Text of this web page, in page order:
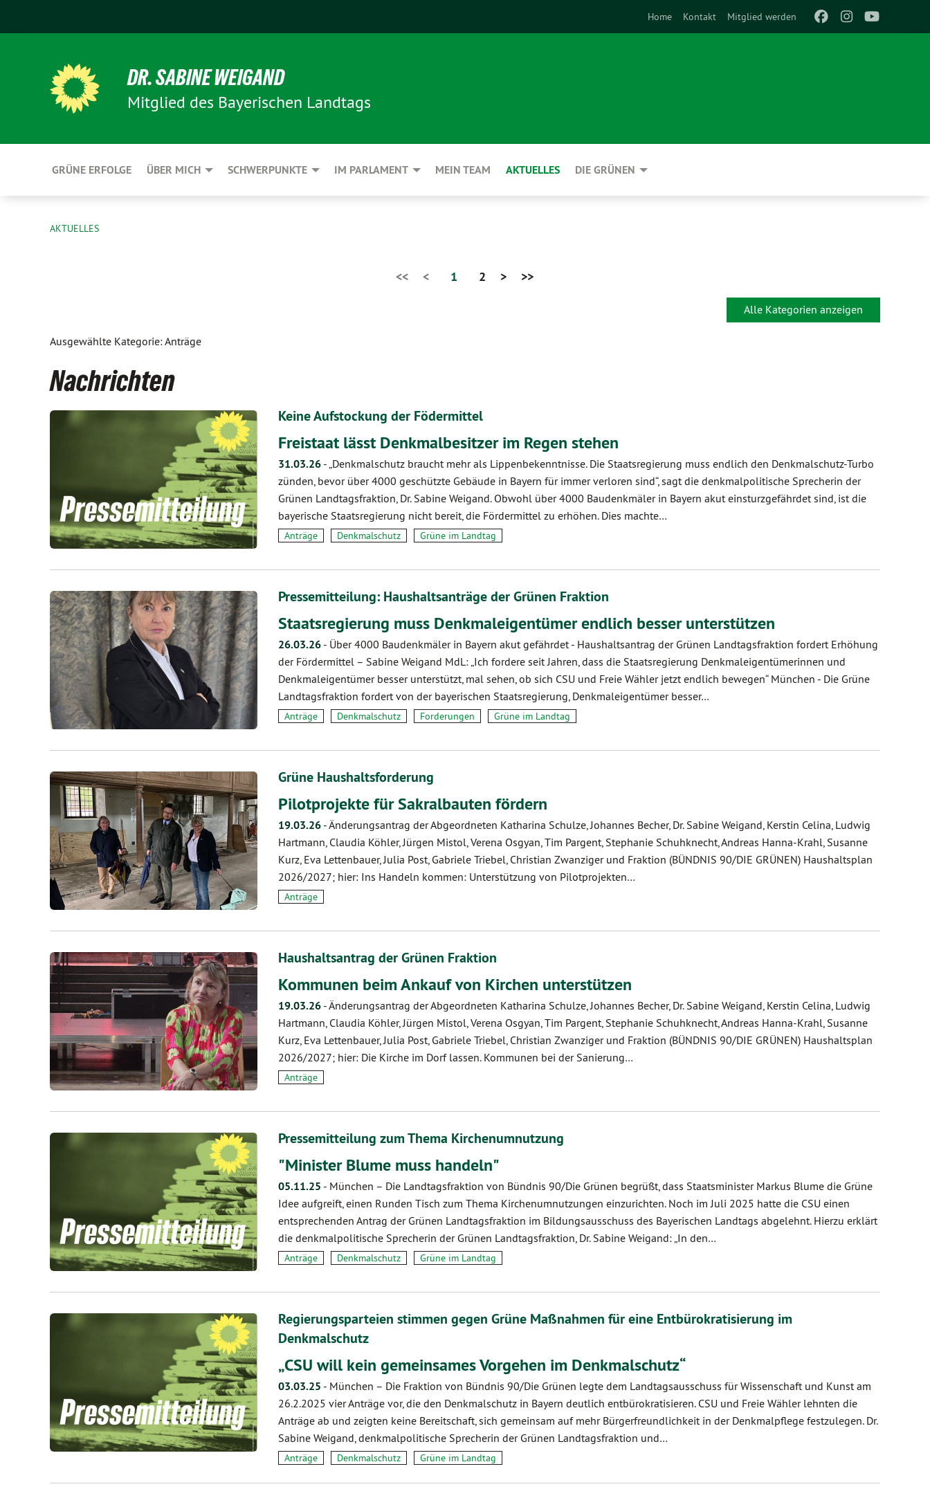
Home Kontakt Mitglied werden
DR. SABINE WEIGAND
Mitglied des Bayerischen Landtags
GRÜNE ERFOLGE ÜBER MICH SCHWERPUNKTE IM PARLAMENT MEIN TEAM AKTUELLES DIE GRÜNEN
AKTUELLES
<< < 1 2 > >>
Alle Kategorien anzeigen
Ausgewählte Kategorie: Anträge
Nachrichten
Keine Aufstockung der Födermittel
Freistaat lässt Denkmalbesitzer im Regen stehen
31.03.26 - „Denkmalschutz braucht mehr als Lippenbekenntnisse. Die Staatsregierung muss endlich den Denkmalschutz-Turbo
zünden, bevor über 4000 geschützte Gebäude in Bayern für immer verloren sind“, sagt die denkmalpolitische Sprecherin der
Grünen Landtagsfraktion, Dr. Sabine Weigand. Obwohl über 4000 Baudenkmäler in Bayern akut einsturzgefährdet sind, ist die
bayerische Staatsregierung nicht bereit, die Fördermittel zu erhöhen. Dies machte…
Anträge Denkmalschutz Grüne im Landtag
Pressemitteilung: Haushaltsanträge der Grünen Fraktion
Staatsregierung muss Denkmaleigentümer endlich besser unterstützen
26.03.26 - Über 4000 Baudenkmäler in Bayern akut gefährdet - Haushaltsantrag der Grünen Landtagsfraktion fordert Erhöhung
der Fördermittel – Sabine Weigand MdL: „Ich fordere seit Jahren, dass die Staatsregierung Denkmaleigentümerinnen und
Denkmaleigentümer besser unterstützt, mal sehen, ob sich CSU und Freie Wähler jetzt endlich bewegen“ München - Die Grüne
Landtagsfraktion fordert von der bayerischen Staatsregierung, Denkmaleigentümer besser…
Anträge Denkmalschutz Forderungen Grüne im Landtag
Grüne Haushaltsforderung
Pilotprojekte für Sakralbauten fördern
19.03.26 -Änderungsantrag der Abgeordneten Katharina Schulze, Johannes Becher, Dr. Sabine Weigand, Kerstin Celina, Ludwig
Hartmann, Claudia Köhler, Jürgen Mistol, Verena Osgyan, Tim Pargent, Stephanie Schuhknecht, Andreas Hanna-Krahl, Susanne
Kurz, Eva Lettenbauer, Julia Post, Gabriele Triebel, Christian Zwanziger und Fraktion (BÜNDNIS 90/DIE GRÜNEN) Haushaltsplan
2026/2027; hier: Ins Handeln kommen: Unterstützung von Pilotprojekten…
Anträge
Haushaltsantrag der Grünen Fraktion
Kommunen beim Ankauf von Kirchen unterstützen
19.03.26 -Änderungsantrag der Abgeordneten Katharina Schulze, Johannes Becher, Dr. Sabine Weigand, Kerstin Celina, Ludwig
Hartmann, Claudia Köhler, Jürgen Mistol, Verena Osgyan, Tim Pargent, Stephanie Schuhknecht, Andreas Hanna-Krahl, Susanne
Kurz, Eva Lettenbauer, Julia Post, Gabriele Triebel, Christian Zwanziger und Fraktion (BÜNDNIS 90/DIE GRÜNEN) Haushaltsplan
2026/2027; hier: Die Kirche im Dorf lassen. Kommunen bei der Sanierung…
Anträge
Pressemitteilung zum Thema Kirchenumnutzung
"Minister Blume muss handeln"
05.11.25 - München – Die Landtagsfraktion von Bündnis 90/Die Grünen begrüßt, dass Staatsminister Markus Blume die Grüne
Idee aufgreift, einen Runden Tisch zum Thema Kirchenumnutzungen einzurichten. Noch im Juli 2025 hatte die CSU einen
entsprechenden Antrag der Grünen Landtagsfraktion im Bildungsausschuss des Bayerischen Landtags abgelehnt. Hierzu erklärt
die denkmalpolitische Sprecherin der Grünen Landtagsfraktion, Dr. Sabine Weigand: „In den…
Anträge Denkmalschutz Grüne im Landtag
Regierungsparteien stimmen gegen Grüne Maßnahmen für eine Entbürokratisierung im
Denkmalschutz
„CSU will kein gemeinsames Vorgehen im Denkmalschutz“
03.03.25 - München – Die Fraktion von Bündnis 90/Die Grünen legte dem Landtagsausschuss für Wissenschaft und Kunst am
26.2.2025 vier Anträge vor, die den Denkmalschutz in Bayern deutlich entbürokratisieren. CSU und Freie Wähler lehnten die
Anträge ab und zeigten keine Bereitschaft, sich gemeinsam auf mehr Bürgerfreundlichkeit in der Denkmalpflege festzulegen. Dr.
Sabine Weigand, denkmalpolitische Sprecherin der Grünen Landtagsfraktion und…
Anträge Denkmalschutz Grüne im Landtag